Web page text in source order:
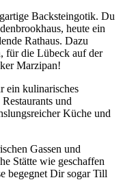
Backsteingotik. Du
heute ein
Rathaus. Dazu
für die Lübeck auf der
Marzipan!
ein kulinarisches
und
Küche und
Gassen und
Stätte wie geschaffen
begegnet Dir sogar Till